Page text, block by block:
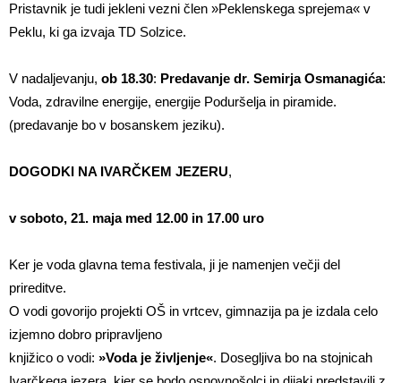
Pristavnik je tudi jekleni vezni člen »Peklenskega sprejema« v
Peklu, ki ga izvaja TD Solzice.
V nadaljevanju, ob 18.30: Predavanje dr. Semirja Osmanagića:
Voda, zdravilne energije, energije Poduršelja in piramide.
(predavanje bo v bosanskem jeziku).
DOGODKI NA IVARČKEM JEZERU,
v soboto, 21. maja med 12.00 in 17.00 uro
Ker je voda glavna tema festivala, ji je namenjen večji del
prireditve.
O vodi govorijo projekti OŠ in vrtcev, gimnazija pa je izdala celo
izjemno dobro pripravljeno
knjižico o vodi: »Voda je življenje«. Dosegljiva bo na stojnicah